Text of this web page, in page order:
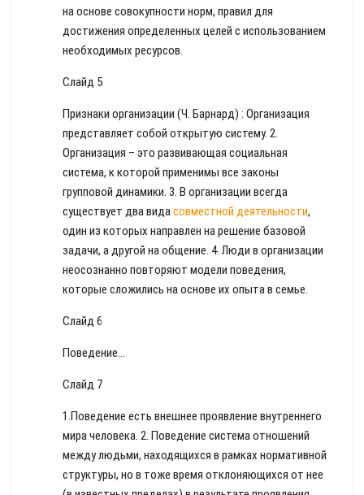
на основе совокупности норм, правил для
достижения определенных целей с использованием
необходимых ресурсов.
Слайд 5
Признаки организации (Ч. Барнард) : Организация
представляет собой открытую систему. 2.
Организация – это развивающая социальная
система, к которой применимы все законы
групповой динамики. 3. В организации всегда
существует два видасовместной деятельности,
один из которых направлен на решение базовой
задачи, а другой на общение. 4. Люди в организации
неосознанно повторяют модели поведения,
которые сложились на основе их опыта в семье.
Слайд 6
Поведение…
Слайд 7
1.Поведение есть внешнее проявление внутреннего
мира человека. 2. Поведение система отношений
между людьми, находящихся в рамках нормативной
структуры, но в тоже время отклоняющихся от нее